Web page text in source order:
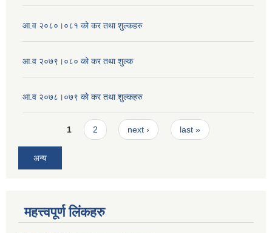
आ.व २०८०।०८१ को कर तथा शुल्कहरु
आ.व २०७९।०८० को कर तथा शुल्क
आ.व २०७८।०७९ काे कर तथा शुल्कहरु
Pages1 2 next › last »
अन्य
महत्त्वपूर्ण लिंकहरु